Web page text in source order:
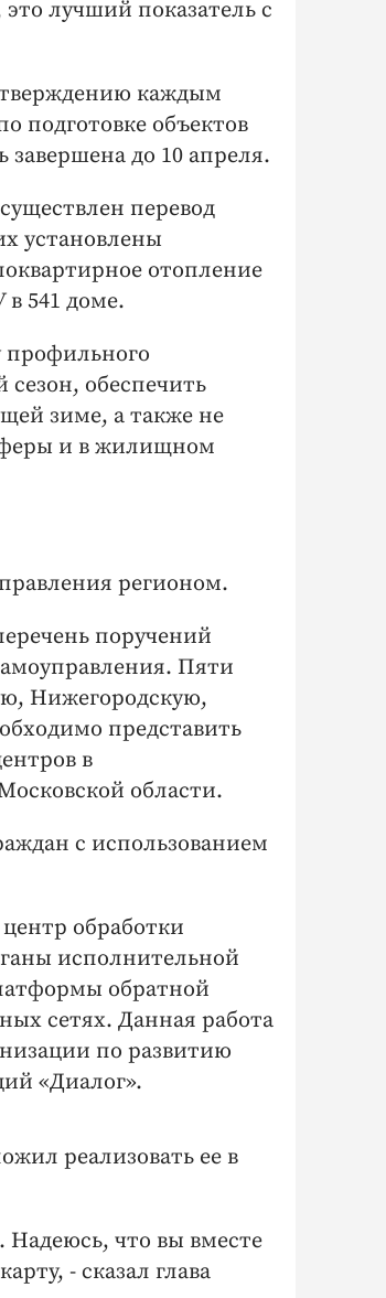
лучший показатель с
каждым
подготовке объектов
до 10 апреля.
перевод
установлены
отопление
541 доме.
профильного
обеспечить
зиме, а также не
и в жилищном
регионом.
поручений
Пяти
Нижегородскую,
представить
в
области.
с использованием
обработки
исполнительной
обратной
сетях. Данная работа
по развитию
«Диалог».
реализовать ее в
что вы вместе
- сказал глава